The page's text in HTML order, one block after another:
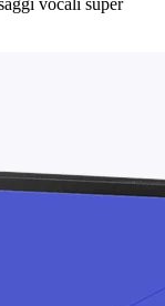
vocali super